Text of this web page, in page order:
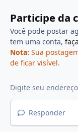
Participe da
Você pode postar
tem uma conta,
Nota: Sua
de ficar visível.
Responder